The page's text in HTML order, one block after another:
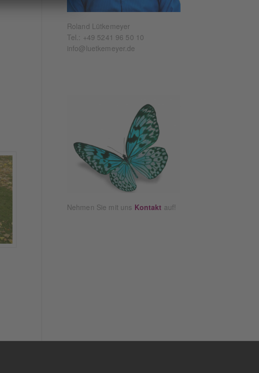
Roland Lütkemeyer
Tel.: +49 5241 96 50 10
info@luetkemeyer.de
Nehmen Sie mit uns Kontakt auf!